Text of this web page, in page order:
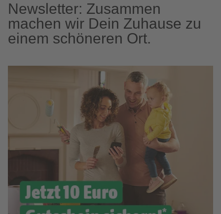
Newsletter: Zusammen
machen wir Dein Zuhause zu
einem schöneren Ort.